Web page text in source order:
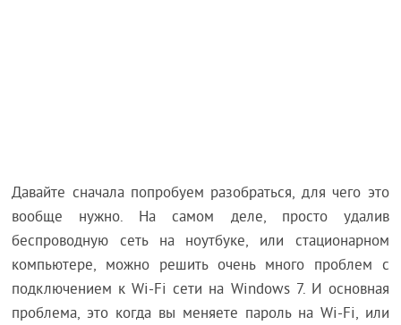
Давайте сначала попробуем разобраться, для чего это
вообще нужно. На самом деле, просто удалив
беспроводную сеть на ноутбуке, или стационарном
компьютере, можно решить очень много проблем с
подключением к Wi-Fi сети на Windows 7. И основная
проблема, это когда вы меняете пароль на Wi-Fi, или